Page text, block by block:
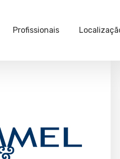
Profissionais